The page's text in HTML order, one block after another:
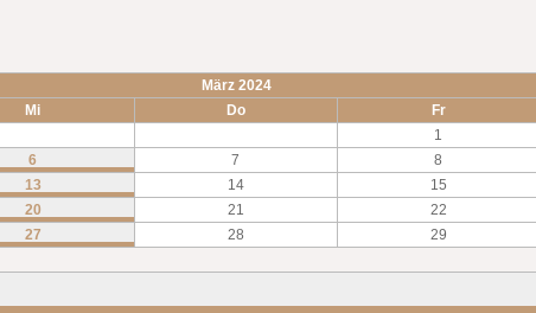
März 2024
Mi Do Fr
1
6 7 8
13 14 15
20 21 22
27 28 29